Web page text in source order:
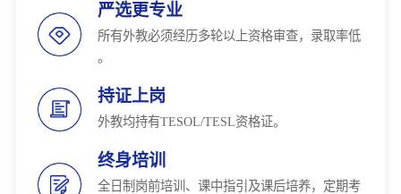
严选更专业
所有外教必须经历多轮以上资格审查，录取率低
。
持证上岗
外教均持有TESOL/TESL资格证。
终身培训
全日制岗前培训、课中指引及课后培养，定期考